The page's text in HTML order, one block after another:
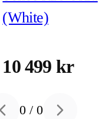
(White)
10 499 kr
Previous slide
0 /0 Next slide